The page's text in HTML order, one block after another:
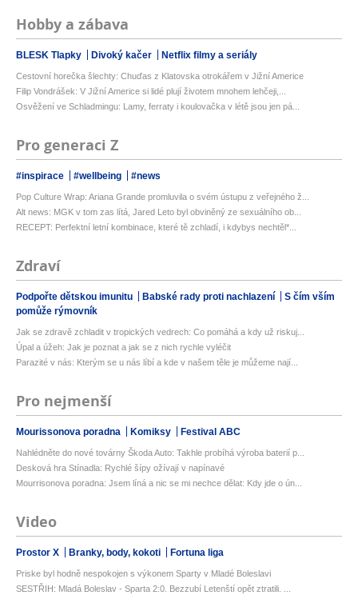
Hobby a zábava
BLESK Tlapky Divoký kačer Netflix filmy a seriály
Cestovní horečka šlechty: Chuďas z Klatovska otrokářem v Jižní Americe
Filip Vondrášek: V Jižní Americe si lidé plují životem mnohem lehčeji,...
Osvěžení ve Schladmingu: Lamy, ferraty i koulovačka v létě jsou jen pá...
Pro generaci Z
#inspirace #wellbeing #news
Pop Culture Wrap: Ariana Grande promluvila o svém ústupu z veřejného ž...
Alt news: MGK v tom zas lítá, Jared Leto byl obviněný ze sexuálního ob...
RECEPT: Perfektní letní kombinace, které tě zchladí, i kdybys nechtěl*...
Zdraví
Podpořte dětskou imunitu Babské rady proti nachlazení
S čím vším
pomůže rýmovník
Jak se zdravě zchladit v tropických vedrech: Co pomáhá a kdy už riskuj...
Úpal a úžeh: Jak je poznat a jak se z nich rychle vyléčit
Parazité v nás: Kterým se u nás líbí a kde v našem těle je můžeme nají...
Pro nejmenší
Mourissonova poradna Komiksy Festival ABC
Nahlédněte do nové továrny Škoda Auto: Takhle probíhá výroba baterií p...
Desková hra Stínadla: Rychlé šípy ožívají v napínavé
Mourrisonova poradna: Jsem líná a nic se mi nechce dělat: Kdy jde o ún...
Video
Prostor X Branky, body, kokoti Fortuna liga
Priske byl hodně nespokojen s výkonem Sparty v Mladé Boleslavi
SESTŘIH: Mladá Boleslav - Sparta 2:0. Bezzubí Letenští opět ztratili. ...